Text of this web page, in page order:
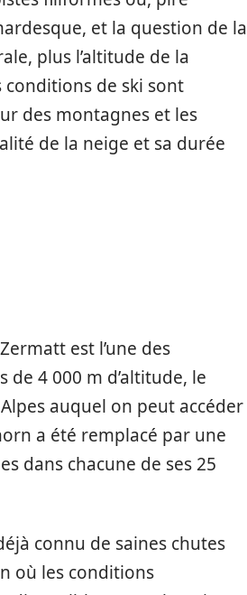
et la question de la
plus l’altitude de la
conditions de ski sont
des montagnes et les
de la neige et sa durée
est l’une des
de 4 000 m d’altitude, le
auquel on peut accéder
a été remplacé par une
dans chacune de ses 25
connu de saines chutes
où les conditions